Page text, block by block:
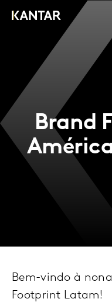
Brand
Bem-vindo à
Footprint Latam!